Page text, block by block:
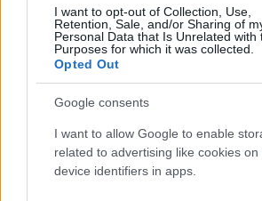
I want to opt-out of Collection, Use,
Retention, Sale, and/or Sharing of
Personal Data that Is Unrelated with
Purposes for which it was collected.
Opted Out
Google consents
I want to allow Google to enable
related to advertising like cookies on
device identifiers in apps.
A teljesítmény azért is volt erős,
felkészülése nem a megszokott
A harmadik szabadedzés után
elhagyta a pályát, majd
időmérőre, és a döntés végül
bizonyult.